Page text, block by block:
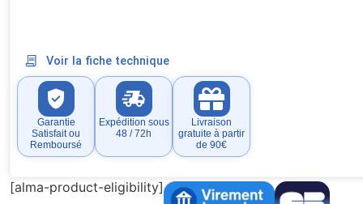
Voir la fiche technique
Garantie
Satisfait ou
Remboursé
Expédition sous
48 / 72h
Livraison
gratuite à partir
de 90€
[alma-product-eligibility]